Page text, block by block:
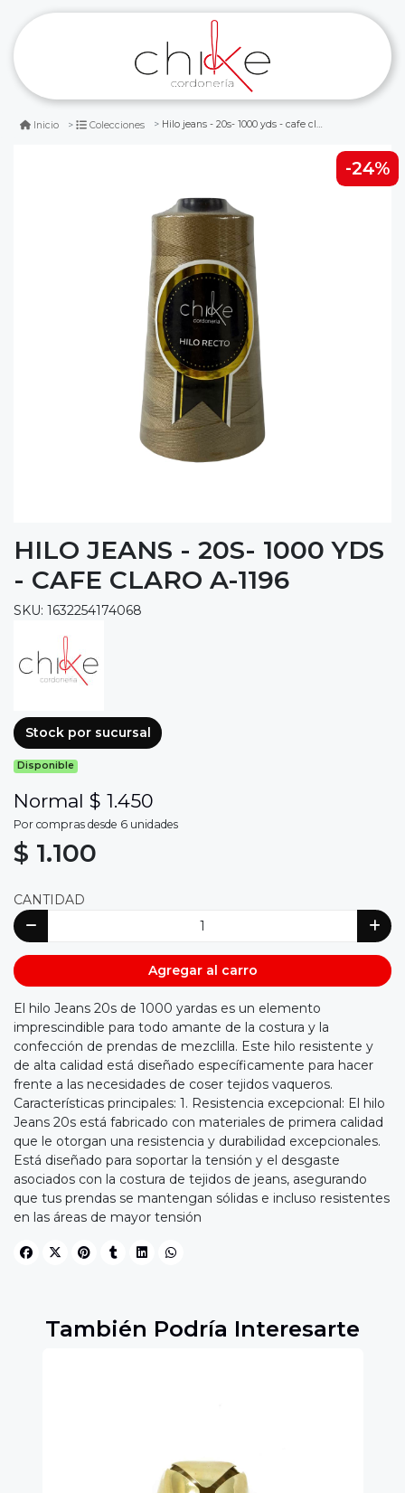
Inicio Colecciones Hilo jeans - 20s- 1000 yds - cafe claro a-1196
-24%
HILO JEANS - 20S- 1000 YDS
- CAFE CLARO A-1196
SKU: 1632254174068
Stock por sucursal
Disponible
Normal $ 1.450
Por compras desde 6 unidades
$ 1.100
CANTIDAD
Agregar al carro
El hilo Jeans 20s de 1000 yardas es un elemento
imprescindible para todo amante de la costura y la
confección de prendas de mezclilla. Este hilo resistente y
de alta calidad está diseñado específicamente para hacer
frente a las necesidades de coser tejidos vaqueros.
Características principales: 1. Resistencia excepcional: El hilo
Jeans 20s está fabricado con materiales de primera calidad
que le otorgan una resistencia y durabilidad excepcionales.
Está diseñado para soportar la tensión y el desgaste
asociados con la costura de tejidos de jeans, asegurando
que tus prendas se mantengan sólidas e incluso resistentes
en las áreas de mayor tensión
También Podría Interesarte